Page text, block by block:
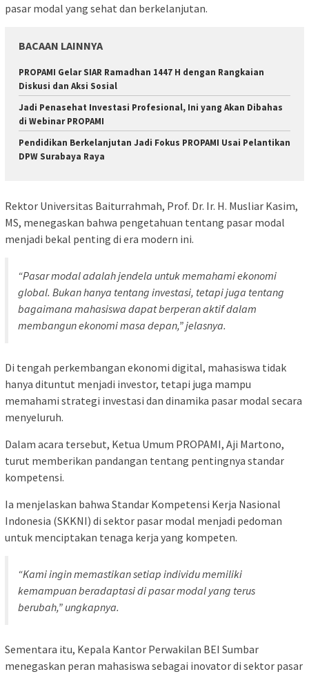
pasar modal yang sehat dan berkelanjutan.
BACAAN LAINNYA
PROPAMI Gelar SIAR Ramadhan 1447 H dengan Rangkaian
Diskusi dan Aksi Sosial
Jadi Penasehat Investasi Profesional, Ini yang Akan Dibahas
di Webinar PROPAMI
Pendidikan Berkelanjutan Jadi Fokus PROPAMI Usai Pelantikan
DPW Surabaya Raya
Rektor Universitas Baiturrahmah, Prof. Dr. Ir. H. Musliar Kasim,
MS, menegaskan bahwa pengetahuan tentang pasar modal
menjadi bekal penting di era modern ini.
“Pasar modal adalah jendela untuk memahami ekonomi
global. Bukan hanya tentang investasi, tetapi juga tentang
bagaimana mahasiswa dapat berperan aktif dalam
membangun ekonomi masa depan,” jelasnya.
Di tengah perkembangan ekonomi digital, mahasiswa tidak
hanya dituntut menjadi investor, tetapi juga mampu
memahami strategi investasi dan dinamika pasar modal secara
menyeluruh.
Dalam acara tersebut, Ketua Umum PROPAMI, Aji Martono,
turut memberikan pandangan tentang pentingnya standar
kompetensi.
Ia menjelaskan bahwa Standar Kompetensi Kerja Nasional
Indonesia (SKKNI) di sektor pasar modal menjadi pedoman
untuk menciptakan tenaga kerja yang kompeten.
“Kami ingin memastikan setiap individu memiliki
kemampuan beradaptasi di pasar modal yang terus
berubah,” ungkapnya.
Sementara itu, Kepala Kantor Perwakilan BEI Sumbar
menegaskan peran mahasiswa sebagai inovator di sektor pasar